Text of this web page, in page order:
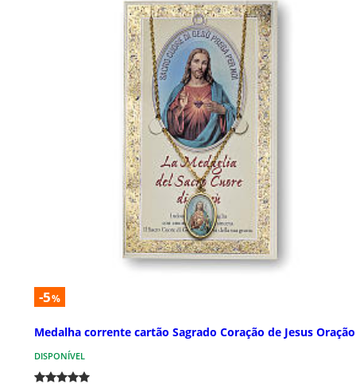
-5%
Medalha corrente cartão Sagrado Coração de Jesus
DISPONÍVEL